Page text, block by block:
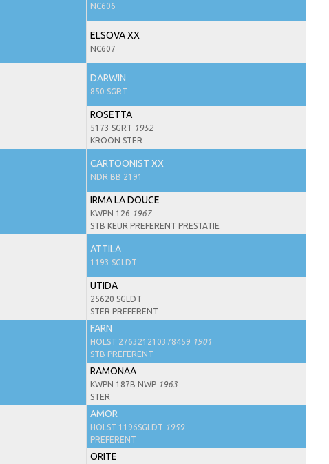
NC606
ELSOVA XX
NC607
DARWIN
850 SGRT
ROSETTA
5173 SGRT 1952
KROON STER
CARTOONIST XX
NDR BB 2191
IRMA LA DOUCE
KWPN 126 1967
STB KEUR PREFERENT PRESTATIE
ATTILA
1193 SGLDT
UTIDA
25620 SGLDT
STER PREFERENT
FARN
HOLST 276321210378459 1901
STB PREFERENT
RAMONAA
KWPN 187B NWP 1963
STER
AMOR
HOLST 1196SGLDT 1959
PREFERENT
ORITE